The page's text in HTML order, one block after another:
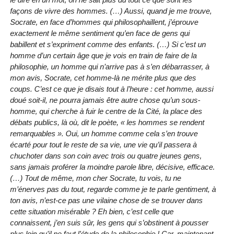
façons de vivre des hommes. (…) Aussi, quand je me trouve,
Socrate, en face d’hommes qui philosophaillent, j’éprouve
exactement le même sentiment qu’en face de gens qui
babillent et s’expriment comme des enfants. (…) Si c’est un
homme d’un certain âge que je vois en train de faire de la
philosophie, un homme qui n’arrive pas à s’en débarrasser, à
mon avis, Socrate, cet homme-là ne mérite plus que des
coups. C’est ce que je disais tout à l’heure : cet homme, aussi
doué soit-il, ne pourra jamais être autre chose qu’un sous-
homme, qui cherche à fuir le centre de la Cité, la place des
débats publics, là où, dit le poète, « les hommes se rendent
remarquables ». Oui, un homme comme cela s’en trouve
écarté pour tout le reste de sa vie, une vie qu’il passera à
chuchoter dans son coin avec trois ou quatre jeunes gens,
sans jamais proférer la moindre parole libre, décisive, efficace.
(…) Tout de même, mon cher Socrate, tu vois, tu ne
m’énerves pas du tout, regarde comme je te parle gentiment, à
ton avis, n’est-ce pas une vilaine chose de se trouver dans
cette situation misérable ? Eh bien, c’est celle que
connaissent, j’en suis sûr, les gens qui s’obstinent à pousser